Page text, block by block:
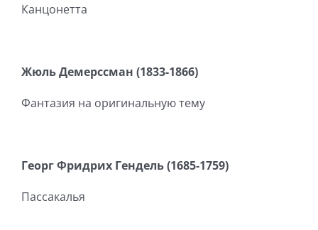
Канцонетта
Жюль Демерссман (1833-1866)
Фантазия на оригинальную тему
Георг Фридрих Гендель (1685-1759)
Пассакалья